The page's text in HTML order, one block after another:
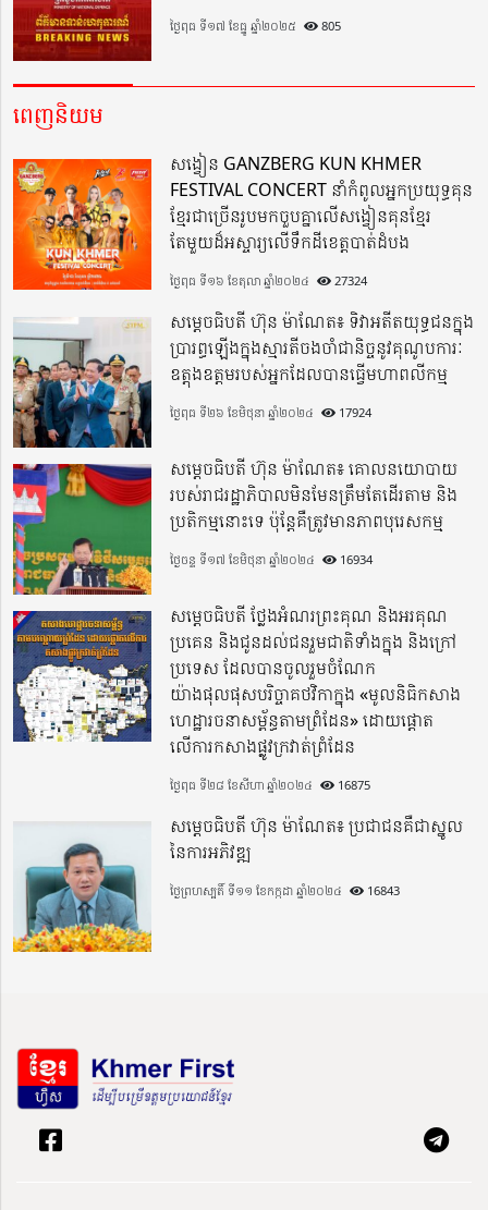
ថ្ងៃពុធ ទី១៧ ខែធ្នូ ឆ្នាំ២០២៥ 805
ពេញនិយម
សង្វៀន GANZBERG KUN KHMER
FESTIVAL CONCERT នាំកំពូលអ្នកប្រយុទ្ធគុន
ខ្មែរជាច្រើនរូបមកចួបគ្នាលើសង្វៀនគុនខ្មែរ
តែមួយដ៏អស្ចារ្យលើទឹកដីខេត្តបាត់ដំបង
ថ្ងៃពុធ ទី១៦ ខែតុលា ឆ្នាំ២០២៤ 27324
សម្តេចធិបតី ហ៊ុន ម៉ាណែត៖ ទិវាអតីតយុទ្ធជនក្នុង
ប្រារព្ធឡើងក្នុងស្មារតីចងចាំជានិច្ចនូវគុណូបការៈ
ឧត្តុងឧត្តមរបស់អ្នកដែលបានធ្វើមហាពលីកម្ម
ថ្ងៃពុធ ទី២៦ ខែមិថុនា ឆ្នាំ២០២៤ 17924
សម្តេចធិបតី ហ៊ុន ម៉ាណែត៖ គោលនយោបាយ
របស់រាជរដ្ឋាភិបាលមិនមែនត្រឹមតែដើរតាម និង
ប្រតិកម្មនោះទេ ប៉ុន្តែគឺត្រូវមានភាពបុរេសកម្ម
ថ្ងៃចន្ទ ទី១៧ ខែមិថុនា ឆ្នាំ២០២៤ 16934
សម្តេចធិបតី ថ្លែងអំណរព្រះគុណ និងអរគុណ
ប្រគេន និងជូនដល់ជនរួមជាតិទាំងក្នុង​ និងក្រៅ
ប្រទេស​ ដែលបានចូលរួមចំណែក
យ៉ាងផុលផុសបរិច្ចាគថវិកាក្នុង «មូលនិធិកសាង
ហេដ្ឋារចនាសម្ព័ន្ធតាមព្រំដែន» ដោយផ្ដោត
លើការកសាងផ្លូវក្រវាត់ព្រំដែន
ថ្ងៃពុធ ទី២៨ ខែសីហា ឆ្នាំ២០២៤ 16875
សម្តេចធិបតី ហ៊ុន ម៉ាណែត៖ ប្រជាជនគឺជាស្នូល
នៃការអភិវឌ្ឍ
ថ្ងៃព្រហស្បតិ៍ ទី១១ ខែកក្កដា ឆ្នាំ២០២៤ 16843